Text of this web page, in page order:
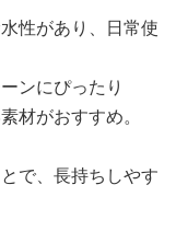
性があり、日常使
ンにぴったり
材がおすすめ。
で、長持ちしやす